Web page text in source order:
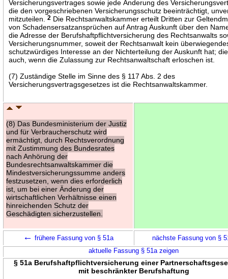
Versicherungsvertrages sowie jede Änderung des
die den vorgeschriebenen Versicherungsschutz beeinträchtigt,
mitzuteilen.2 Die Rechtsanwaltskammer erteilt Dritten zur
von Schadensersatzansprüchen auf Antrag Auskunft über den
die Adresse der Berufshaftpflichtversicherung des Rechtsanwalts
Versicherungsnummer, soweit der Rechtsanwalt kein
schutzwürdiges Interesse an der Nichterteilung der Auskunft hat;
auch, wenn die Zulassung zur Rechtsanwaltschaft erloschen ist.
(7) Zuständige Stelle im Sinne des § 117 Abs. 2 des
Versicherungsvertragsgesetzes ist die Rechtsanwaltskammer.
(8) Das Bundesministerium der Justiz
und für Verbraucherschutz wird
ermächtigt, durch Rechtsverordnung
mit Zustimmung des Bundesrates
nach Anhörung der
Bundesrechtsanwaltskammer die
Mindestversicherungssumme anders
festzusetzen, wenn dies erforderlich
ist, um bei einer Änderung der
wirtschaftlichen Verhältnisse einen
hinreichenden Schutz der
Geschädigten sicherzustellen.
← frühere Fassung von § 51a
nächste Fassung von §
aktuelle Fassung § 51a zeigen
§ 51a Berufshaftpflichtversicherung einer
mit beschränkter Berufshaftung